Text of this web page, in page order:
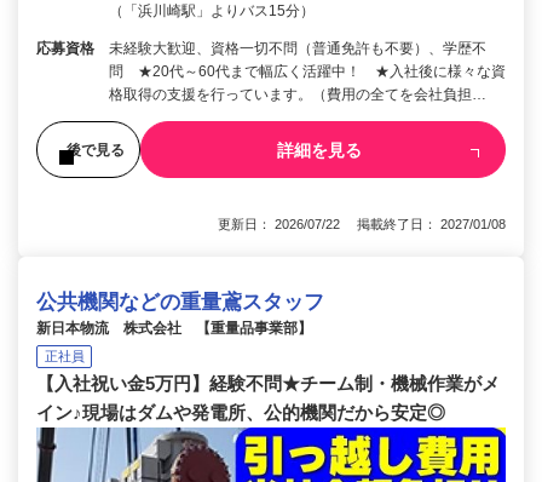
（「浜川崎駅」よりバス15分）
応募資格
未経験大歓迎、資格一切不問（普通免許も不要）、学歴不
問 ★20代～60代まで幅広く活躍中！ ★入社後に様々な資
格取得の支援を行っています。（費用の全てを会社負担…
後で見る 詳細を見る
更新日： 2026/07/22 掲載終了日： 2027/01/08
公共機関などの重量鳶スタッフ
新日本物流 株式会社 【重量品事業部】
正社員
【入社祝い金5万円】経験不問★チーム制・機械作業がメ
イン♪現場はダムや発電所、公的機関だから安定◎